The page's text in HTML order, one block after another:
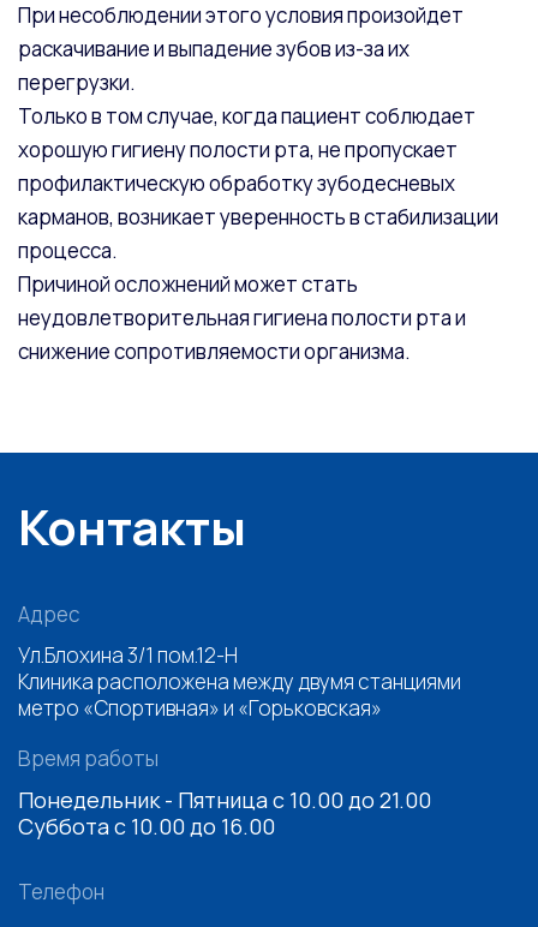
При несоблюдении этого условия произойдет
раскачивание и выпадение зубов из-за их
перегрузки.
Только в том случае, когда пациент соблюдает
хорошую гигиену полости рта, не пропускает
профилактическую обработку зубодесневых
карманов, возникает уверенность в стабилизации
процесса.
Причиной осложнений может стать
неудовлетворительная гигиена полости рта и
снижение сопротивляемости организма.
Контакты
Адрес
Ул.Блохина 3/1 пом.12-Н
Клиника расположена между двумя станциями
метро «Спортивная» и «Горьковская»
Время работы
Понедельник - Пятница с 10.00 до 21.00
Суббота с 10.00 до 16.00
Телефон